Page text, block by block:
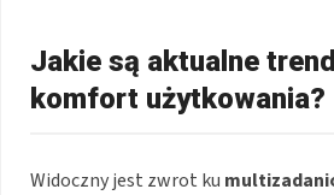
Jakie są aktualne
komfort użytkowania?
Widoczny jest zwrot ku